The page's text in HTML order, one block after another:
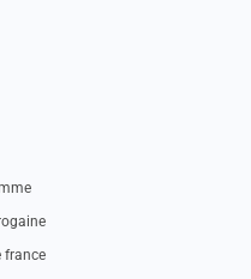
france